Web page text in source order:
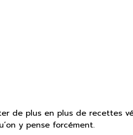
de plus en plus de
y pense forcément.